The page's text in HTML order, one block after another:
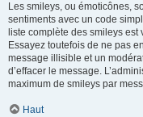
Les smileys, ou émoticônes,
sentiments avec un code
liste complète des smileys
Essayez toutefois de ne pas
message illisible et un
d’effacer le message.
maximum de smileys par
Haut